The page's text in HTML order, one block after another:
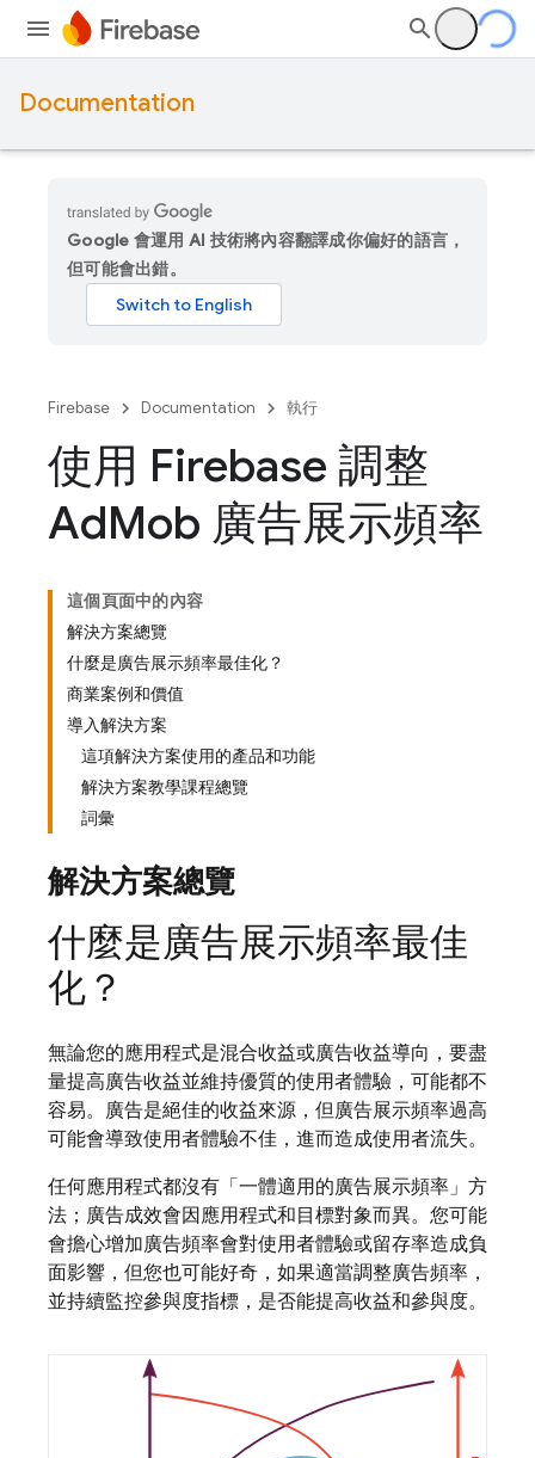
Documentation
Google 會運用 AI 技術將內容翻譯成你偏好的語言，
但可能會出錯。
Firebase Documentation 執行
使用 Firebase 調整
AdMob 廣告展示頻率
這個頁面中的內容
解決方案總覽
什麼是廣告展示頻率最佳化？
商業案例和價值
導入解決方案
這項解決方案使用的產品和功能
解決方案教學課程總覽
詞彙
解決方案總覽
什麼是廣告展示頻率最佳
化？
無論您的應用程式是混合收益或廣告收益導向，要盡
量提高廣告收益並維持優質的使用者體驗，可能都不
容易。廣告是絕佳的收益來源，但廣告展示頻率過高
可能會導致使用者體驗不佳，進而造成使用者流失。
任何應用程式都沒有「一體適用的廣告展示頻率」方
法；廣告成效會因應用程式和目標對象而異。您可能
會擔心增加廣告頻率會對使用者體驗或留存率造成負
面影響，但您也可能好奇，如果適當調整廣告頻率，
並持續監控參與度指標，是否能提高收益和參與度。